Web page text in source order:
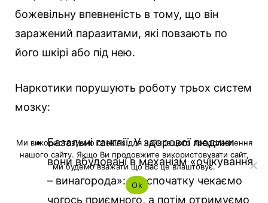
божевільну впевненість в тому, що він
заражений паразитами, які повзають по
його шкірі або під нею.
Наркотики порушують роботу трьох систем
мозку:
Базальні ганглії. У здорової людини
вони вбудовані в механізм «очікування
– винагорода»: ми спочатку чекаємо
чогось приємного, а потім отримуємо
Ми використовуємо cookies для найкращого представлення
нашого сайту. Якщо Ви продовжите використовувати сайт,
ми будемо вважати що Вас це влаштовує.
Ok